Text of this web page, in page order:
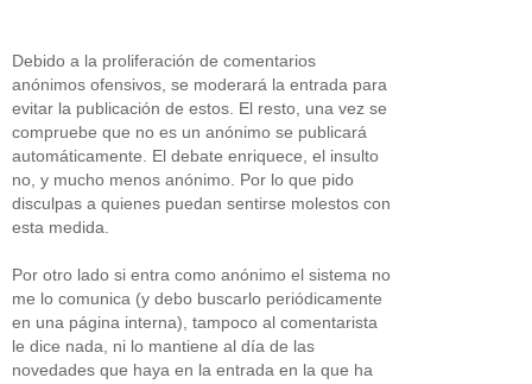
Debido a la proliferación de comentarios
anónimos ofensivos, se moderará la entrada para
evitar la publicación de estos. El resto, una vez se
compruebe que no es un anónimo se publicará
automáticamente. El debate enriquece, el insulto
no, y mucho menos anónimo. Por lo que pido
disculpas a quienes puedan sentirse molestos con
esta medida.
Por otro lado si entra como anónimo el sistema no
me lo comunica (y debo buscarlo periódicamente
en una página interna), tampoco al comentarista
le dice nada, ni lo mantiene al día de las
novedades que haya en la entrada en la que ha